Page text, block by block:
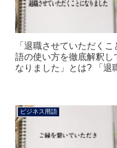
「退職させていただく
語の使い方を徹底解釈
なりました」とは? 「退
ビジネス用語